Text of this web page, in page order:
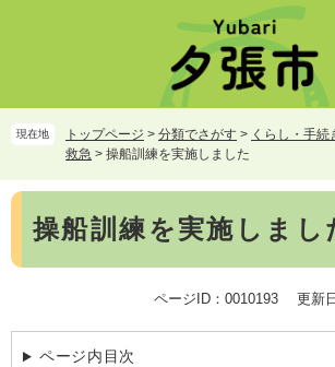
頭
で
飛
ば
て
へ
現在地 トップページ > 分類でさがす > くらし・手続
救急 > 操船訓練を実施しました
本
操船訓練を実施しまし
ページID：0010193 更新
ページ内目次